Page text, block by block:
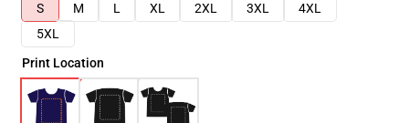
S
M L XL 2XL 3XL
4XL
5XL
Print Location